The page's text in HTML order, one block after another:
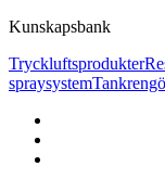
Kunskapsbank
Tryckluftsprodukter
spraysystem